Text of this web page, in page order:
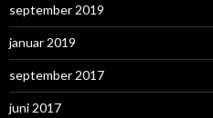
september 2019
januar 2019
september 2017
juni 2017